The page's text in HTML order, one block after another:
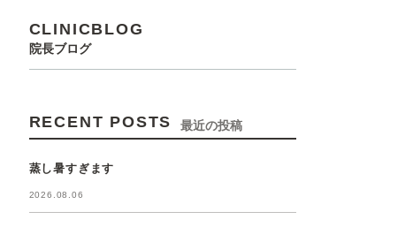
CLINICBLOG
院長ブログ
RECENT POSTS 最近の投稿
蒸し暑すぎます
2026.08.06